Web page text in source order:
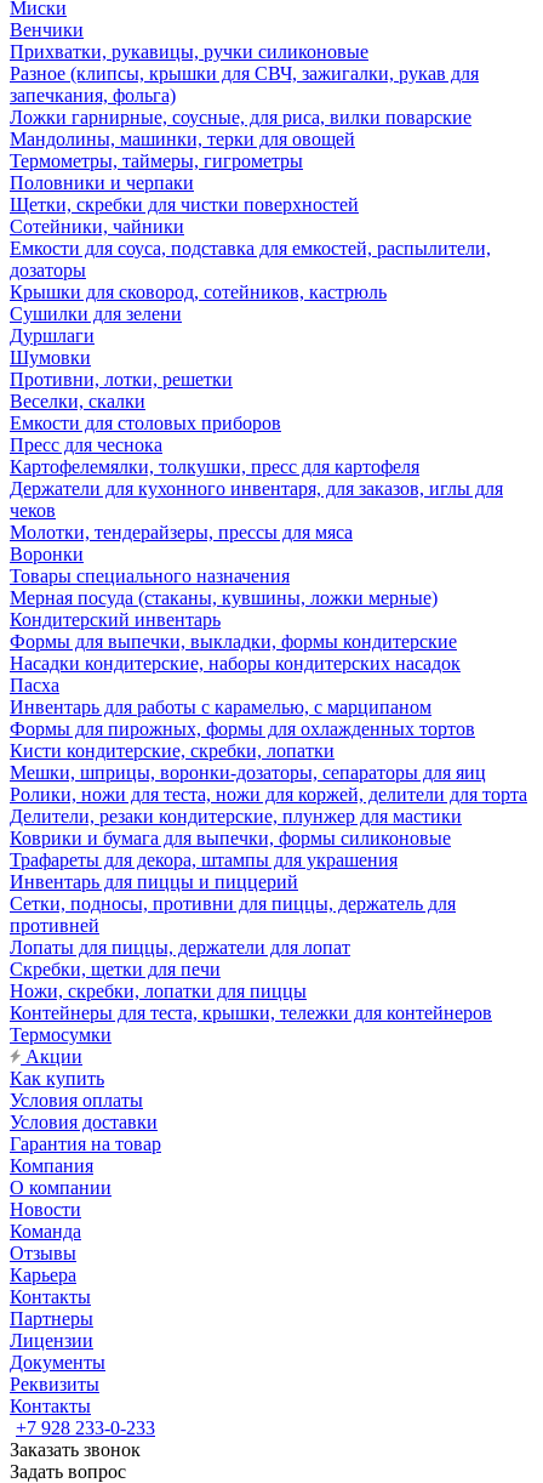
Миски
Венчики
Прихватки, рукавицы, ручки силиконовые
Разное (клипсы, крышки для СВЧ, зажигалки, рукав для
запечкания, фольга)
Ложки гарнирные, соусные, для риса, вилки поварские
Мандолины, машинки, терки для овощей
Термометры, таймеры, гигрометры
Половники и черпаки
Щетки, скребки для чистки поверхностей
Сотейники, чайники
Емкости для соуса, подставка для емкостей, распылители,
дозаторы
Крышки для сковород, сотейников, кастрюль
Сушилки для зелени
Дуршлаги
Шумовки
Противни, лотки, решетки
Веселки, скалки
Емкости для столовых приборов
Пресс для чеснока
Картофелемялки, толкушки, пресс для картофеля
Держатели для кухонного инвентаря, для заказов, иглы для
чеков
Молотки, тендерайзеры, прессы для мяса
Воронки
Товары специального назначения
Мерная посуда (стаканы, кувшины, ложки мерные)
Кондитерский инвентарь
Формы для выпечки, выкладки, формы кондитерские
Насадки кондитерские, наборы кондитерских насадок
Пасха
Инвентарь для работы с карамелью, с марципаном
Формы для пирожных, формы для охлажденных тортов
Кисти кондитерские, скребки, лопатки
Мешки, шприцы, воронки-дозаторы, сепараторы для яиц
Ролики, ножи для теста, ножи для коржей, делители для торта
Делители, резаки кондитерские, плунжер для мастики
Коврики и бумага для выпечки, формы силиконовые
Трафареты для декора, штампы для украшения
Инвентарь для пиццы и пиццерий
Сетки, подносы, противни для пиццы, держатель для
противней
Лопаты для пиццы, держатели для лопат
Скребки, щетки для печи
Ножи, скребки, лопатки для пиццы
Контейнеры для теста, крышки, тележки для контейнеров
Термосумки
Акции
Как купить
Условия оплаты
Условия доставки
Гарантия на товар
Компания
О компании
Новости
Команда
Отзывы
Карьера
Контакты
Партнеры
Лицензии
Документы
Реквизиты
Контакты
+7 928 233-0-233
Заказать звонок
Задать вопрос